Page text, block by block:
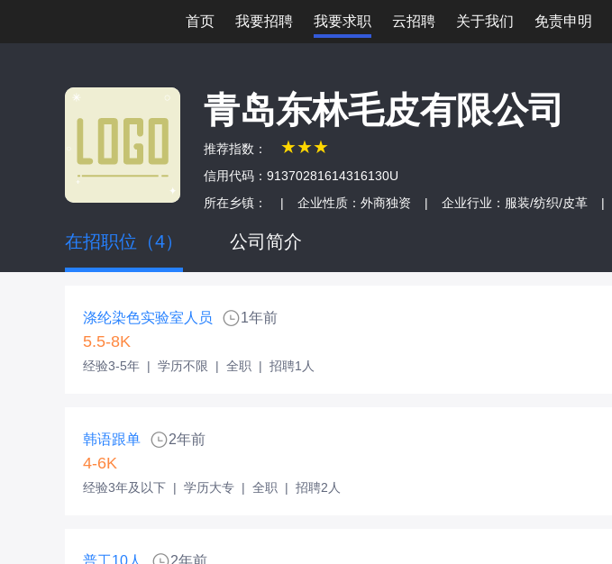
首页 我要招聘 我要求职 云招聘 关于我们 免责申明
青岛东林毛皮有限公司
推荐指数： ★★★
信用代码：91370281614316130U
所在乡镇：
| 企业性质：外商独资 | 企业行业：服装/纺织/皮革 |
在招职位（4） 公司简介
涤纶染色实验室人员 1年前
5.5-8K
经验3-5年 | 学历不限 | 全职 | 招聘1人
韩语跟单 2年前
4-6K
经验3年及以下 | 学历大专 | 全职 | 招聘2人
普工10人 2年前